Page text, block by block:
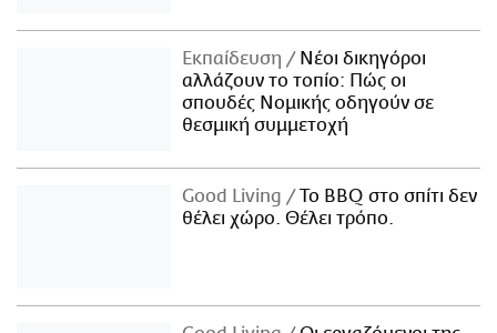
Εκπαίδευση
Νέοι δικηγόροι
αλλάζουν το τοπίο: Πώς οι
σπουδές Νομικής οδηγούν σε
θεσμική συμμετοχή
Good Living
Το BBQ στο σπίτι δεν
θέλει χώρο. Θέλει τρόπο.